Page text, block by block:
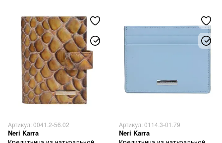
Артикул: 0041.2-56.02
Neri Karra
Артикул: 0114.3-01.79
Neri Karra